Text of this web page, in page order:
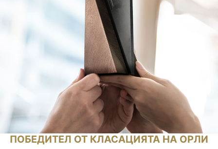
ПОБЕДИТЕЛ ОТ КЛАСАЦИЯТА НА ОРЛИ